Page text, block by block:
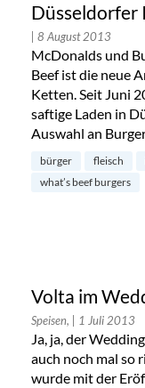
Düsseldorfer
| 8 August 2013
McDonalds und
Beef ist die neue
Ketten. Seit Juni
saftige Laden in
Auswahl an
bürger fleisch
what’s beef burgers
Volta im
Speisen, | 1 Juli 2013
Ja, ja, der
auch noch mal so
wurde mit der